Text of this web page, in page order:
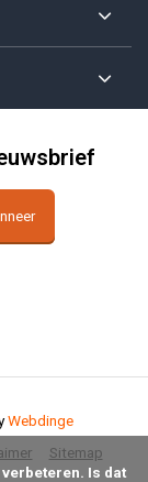
Sitemap
Webdinge